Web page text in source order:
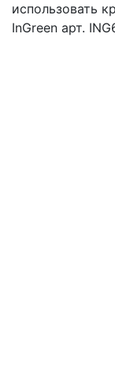
использовать
InGreen арт.